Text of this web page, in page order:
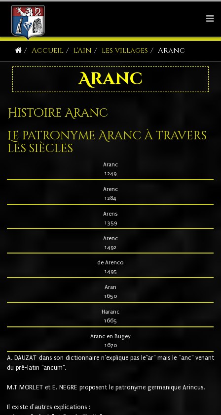
Accueil L'Ain Les villages Aranc
Aranc
Histoire Aranc
Le patronyme Aranc à travers
les siècles
Aranc
1249
Arenc
1284
Arens
1359
Arenc
1492
de Arenco
1495
Aran
1650
Haranc
1665
Aranc en Bugey
1670
A. DAUZAT dans son dictionnaire n'explique pas le"ar" mais le "anc" venant
du pré-latin "ancum".
M.T MORLET et E. NEGRE proposent le patronyme germanique Arincus.
Il existe d'autres explications :